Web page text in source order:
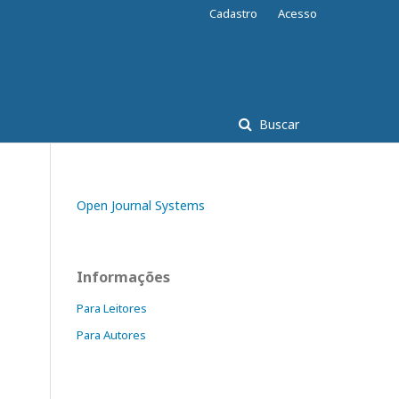
Buscar
Cadastro Acesso
Open Journal Systems
Informações
Para Leitores
Para Autores